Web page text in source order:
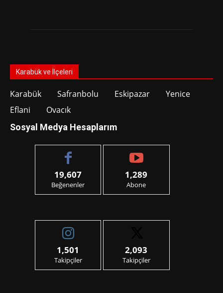
Karabük ve İlçeleri
Karabük Safranbolu Eskipazar
Yenice
Eflani
Ovacık
Sosyal Medya Hesaplarım
19,607
Beğenenler
1,289
Abone
1,501
Takipçiler
2,093
Takipçiler